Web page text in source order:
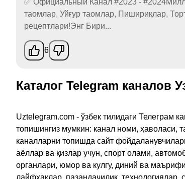
таомлар, Уйғур таомлар, Пишириқлар,
рецептлари!Энг Бири...
6
Каталог Telegram каналов
Uztelegram.com - ўзбек тилидаги Телеграм
топишингиз мумкин: канал номи, ҳаволаси,
каналларни топишда сайт
аёллар ва қизлар учун, спорт олами,
органлари, юмор ва кулгу, диний ва
лайфхаклар, пазандачилик,